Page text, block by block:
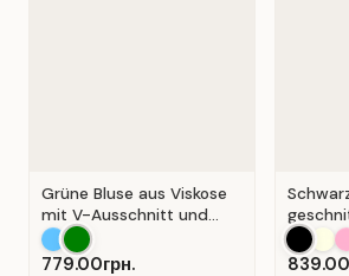
Grüne Bluse aus Viskose
mit V-Ausschnitt und
Wickeloptik. Grün.
779.00грн.